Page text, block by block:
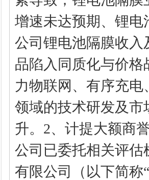
增速未达预期、锂
公司锂电池隔膜收
品陷入同质化与价
力物联网、有序充
领域的技术研发及
升。2、计提大额商
公司已委托相关评
有限公司（以下简称